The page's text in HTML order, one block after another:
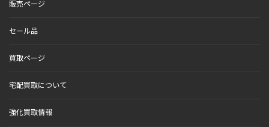
販売ページ
セール品
買取ページ
宅配買取について
強化買取情報